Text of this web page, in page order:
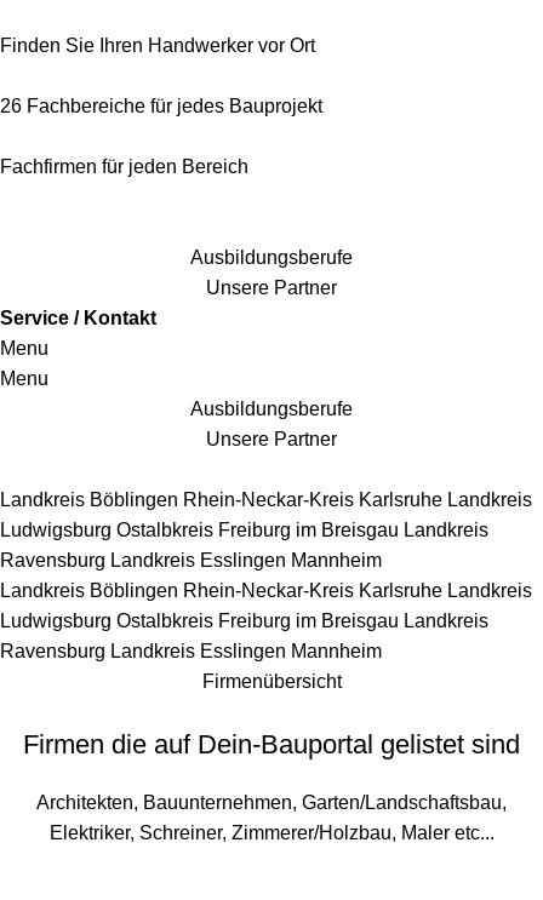
Finden Sie Ihren Handwerker vor Ort
26 Fachbereiche für jedes Bauprojekt
Fachfirmen für jeden Bereich
Ausbildungsberufe
Unsere Partner
Service / Kontakt
Menu
Menu
Ausbildungsberufe
Unsere Partner
Landkreis Böblingen Rhein-Neckar-Kreis Karlsruhe Landkreis
Ludwigsburg Ostalbkreis Freiburg im Breisgau Landkreis
Ravensburg Landkreis Esslingen Mannheim
Landkreis Böblingen Rhein-Neckar-Kreis Karlsruhe Landkreis
Ludwigsburg Ostalbkreis Freiburg im Breisgau Landkreis
Ravensburg Landkreis Esslingen Mannheim
Firmenübersicht
Firmen die auf Dein-Bauportal gelistet sind
Architekten, Bauunternehmen, Garten/Landschaftsbau,
Elektriker, Schreiner, Zimmerer/Holzbau, Maler etc...